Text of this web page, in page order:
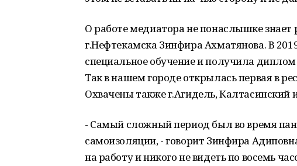
О работе медиатора не понаслышке
г.Нефтекамска Зинфира Ахматянова. В
специальное обучение и получила
Так в нашем городе открылась первая в
Охвачены также г.Агидель, Калтасинский
- Самый сложный период был во время
самоизоляции, - говорит Зинфира
на работу и никого не видеть по восемь